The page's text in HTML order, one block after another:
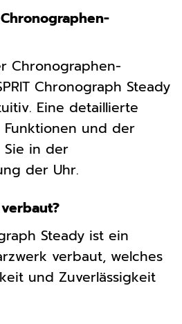
Chronographen-
Chronograph Steady
Eine detaillierte
und der
in der
der Uhr.
Steady ist ein
verbaut, welches
und Zuverlässigkeit